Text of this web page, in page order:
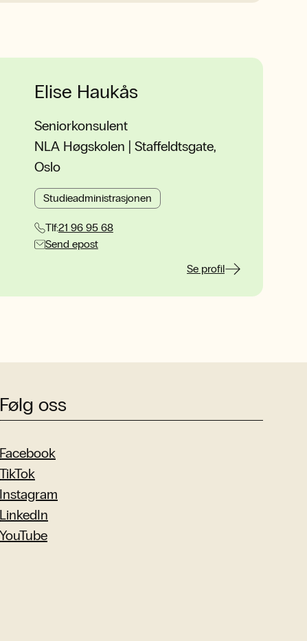
Elise Haukås
Seniorkonsulent
NLA Høgskolen | Staffeldtsgate,
Oslo
Studieadministrasjonen
Tlf:21 96 95 68
Send epost
Se profil
Følg oss
Facebook
TikTok
Instagram
LinkedIn
YouTube